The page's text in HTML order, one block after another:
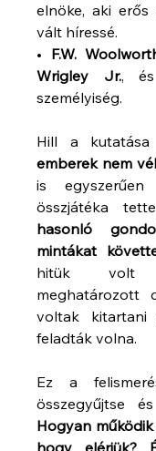
elnöke, aki erős
vált híressé.
• F.W.
Wrigley Jr., és
személyiség.
Hill a
emberek nem
is egyszerűen
hasonló
mintákat
hitük volt
meghatározott
voltak kitartani
feladták volna.
Ez a
Hogyan